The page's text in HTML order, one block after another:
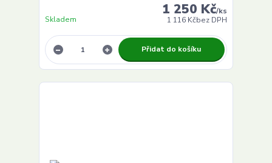
1 250 Kč/ks
1 116 Kčbez DPH
Skladem
Přidat do košíku